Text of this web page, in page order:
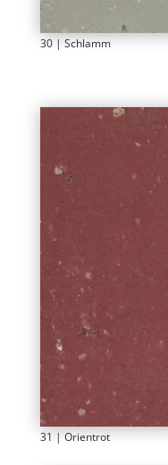
30 | Schlamm
31 | Orientrot